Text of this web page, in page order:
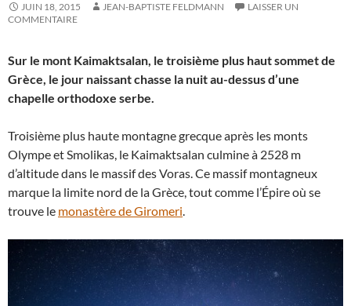
JUIN 18, 2015 JEAN-BAPTISTE FELDMANN
LAISSER UN
COMMENTAIRE
Sur le mont Kaimaktsalan, le troisième plus haut sommet de
Grèce, le jour naissant chasse la nuit au-dessus d’une
chapelle orthodoxe serbe.
Troisième plus haute montagne grecque après les monts
Olympe et Smolikas, le Kaimaktsalan culmine à 2528 m
d’altitude dans le massif des Voras. Ce massif montagneux
marque la limite nord de la Grèce, tout comme l’Épire où se
trouve le monastère de Giromeri.